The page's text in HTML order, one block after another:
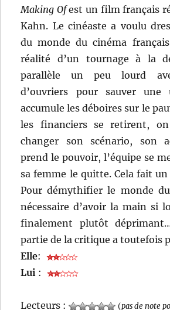
Making Ofest un film français
Kahn. Le cinéaste a voulu
du monde du cinéma
réalité d’un tournage à la
parallèle un peu lourd
d’ouvriers pour sauver
accumule les déboires sur le
les financiers se retirent,
changer son scénario, son
prend le pouvoir, l’équipe se
sa femme le quitte. Cela fait un
Pour démythifier le monde
nécessaire d’avoir la main si
finalement plutôt
partie de la critique a toutefois
Elle:
Lui :
Lecteurs : (pas de note